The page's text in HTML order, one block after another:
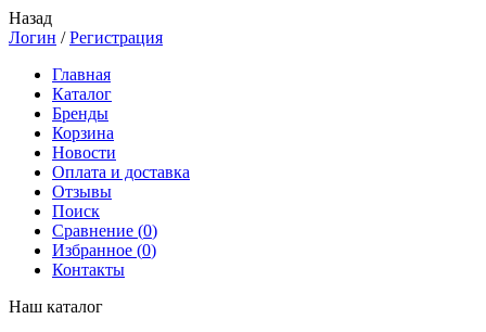
Назад
Логин /Регистрация
Главная
Каталог
Бренды
Корзина
Новости
Оплата и доставка
Отзывы
Поиск
Сравнение (0)
Избранное (0)
Контакты
Наш каталог